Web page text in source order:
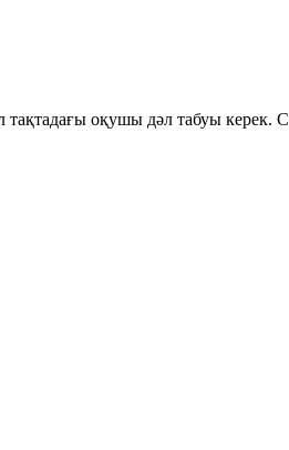
тақтадағы оқушы дәл табуы керек.